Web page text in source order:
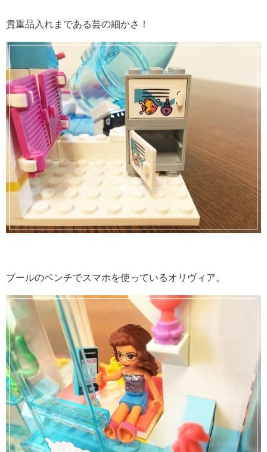
貴重品入れまである芸の細かさ！
プールのベンチでスマホを使っているオリヴィア。